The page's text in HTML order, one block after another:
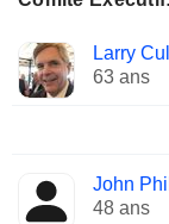
Dirigeant
Larry
63 ans
John
48 ans